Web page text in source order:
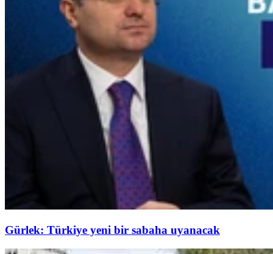
Gürlek: Türkiye yeni bir sabaha uyanacak